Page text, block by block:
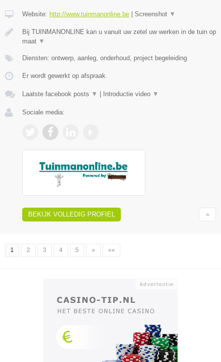
Website: http://www.tuinmanonline.be Screenshot ▼
Bij TUINMANONLINE kan u vanuit uw zetel uw werken in de tuin op
maat ▼
Diensten: ontwerp, aanleg, onderhoud, project begeleiding
Er wordt gewerkt op afspraak.
Laatste facebook posts ▼ Introductie video ▼
Sociale media:
BEKIJK VOLLEDIG PROFIEL
1 2 3 4 5 » »»